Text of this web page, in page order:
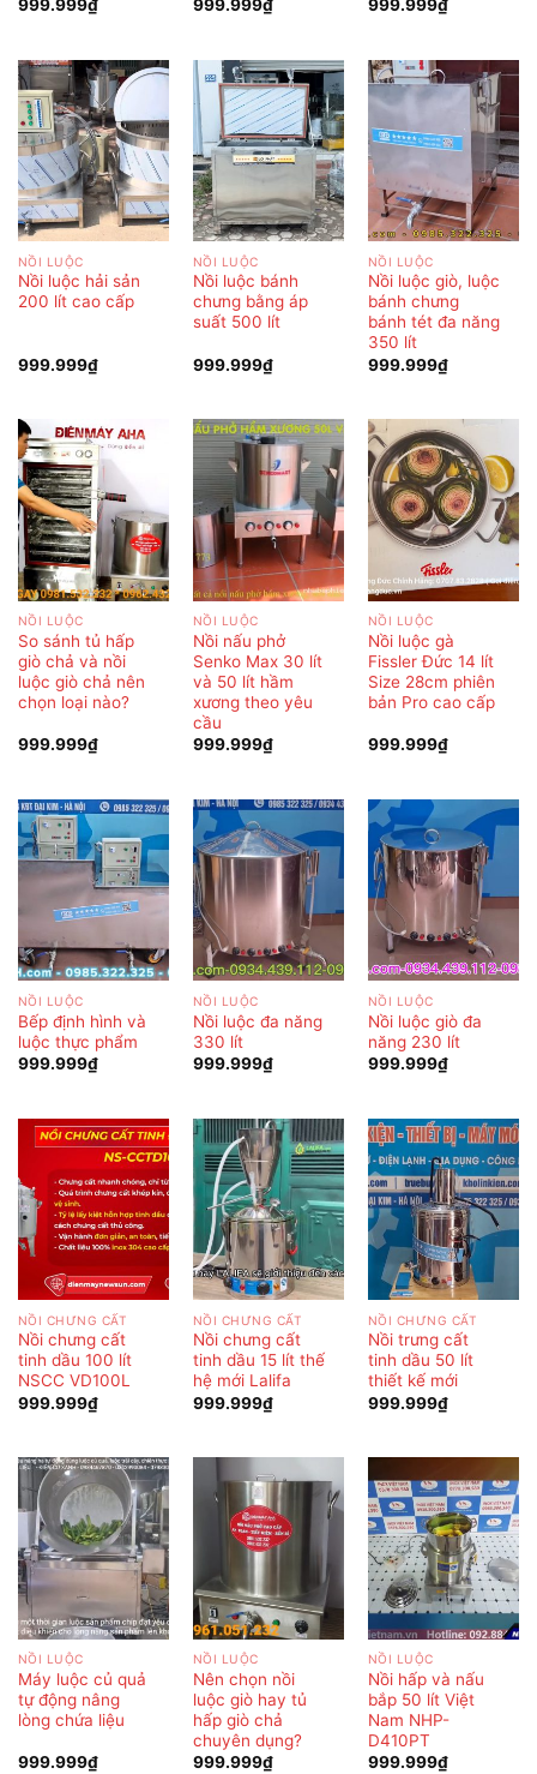
999.999₫ 999.999₫ 999.999₫
NỒI LUỘC
Nồi luộc hải sản
200 lít cao cấp
999.999₫
NỒI LUỘC
Nồi luộc bánh
chưng bằng áp
suất 500 lít
999.999₫
NỒI LUỘC
Nồi luộc giò, luộc
bánh chưng
bánh tét đa năng
350 lít
999.999₫
NỒI LUỘC
So sánh tủ hấp
giò chả và nồi
luộc giò chả nên
chọn loại nào?
999.999₫
NỒI LUỘC
Nồi nấu phở
Senko Max 30 lít
và 50 lít hầm
xương theo yêu
cầu
999.999₫
NỒI LUỘC
Nồi luộc gà
Fissler Đức 14 lít
Size 28cm phiên
bản Pro cao cấp
999.999₫
NỒI LUỘC
Bếp định hình và
luộc thực phẩm
999.999₫
NỒI LUỘC
Nồi luộc đa năng
330 lít
999.999₫
NỒI LUỘC
Nồi luộc giò đa
năng 230 lít
999.999₫
NỒI CHƯNG CẤT
Nồi chưng cất
tinh dầu 100 lít
NSCC VD100L
999.999₫
NỒI CHƯNG CẤT
Nồi chưng cất
tinh dầu 15 lít thế
hệ mới Lalifa
999.999₫
NỒI CHƯNG CẤT
Nồi trưng cất
tinh dầu 50 lít
thiết kế mới
999.999₫
NỒI LUỘC
Máy luộc củ quả
tự động nâng
lòng chứa liệu
999.999₫
NỒI LUỘC
Nên chọn nồi
luộc giò hay tủ
hấp giò chả
chuyên dụng?
999.999₫
NỒI LUỘC
Nồi hấp và nấu
bắp 50 lít Việt
Nam NHP-
D410PT
999.999₫